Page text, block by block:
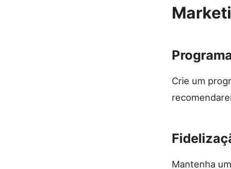
Crie um
Mantenha